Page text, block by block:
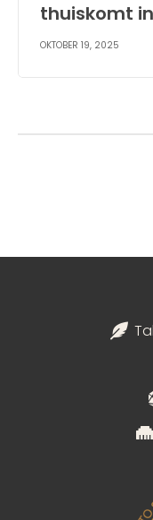
thuiskomt
OKTOBER 19, 2025